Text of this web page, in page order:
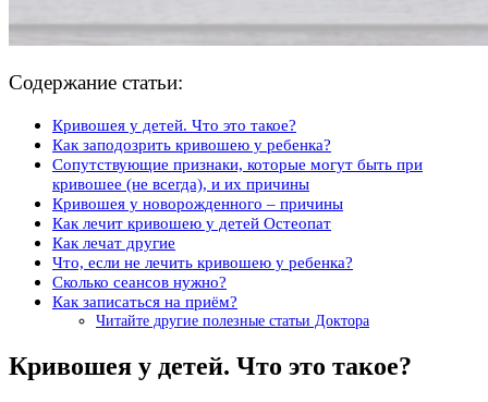
Содержание статьи:
Кривошея у детей. Что это такое?
Как заподозрить кривошею у ребенка?
Сопутствующие признаки, которые могут быть при
кривошее (не всегда), и их причины
Кривошея у новорожденного – причины
Как лечит кривошею у детей Остеопат
Как лечат другие
Что, если не лечить кривошею у ребенка?
Сколько сеансов нужно?
Как записаться на приём?
Читайте другие полезные статьи Доктора
Кривошея у детей. Что это такое?